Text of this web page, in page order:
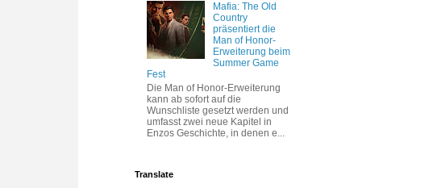
Mafia: The Old
Country
präsentiert die
Man of Honor-
Erweiterung beim
Summer Game
Fest
Die Man of Honor-Erweiterung
kann ab sofort auf die
Wunschliste gesetzt werden und
umfasst zwei neue Kapitel in
Enzos Geschichte, in denen e...
Translate